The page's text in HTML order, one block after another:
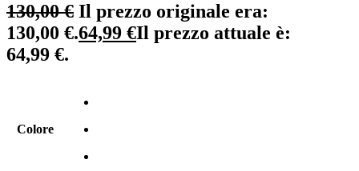
130,00€ Il prezzo originale era:
130,00 €.64,99 €Il prezzo attuale è:
64,99 €.
Colore